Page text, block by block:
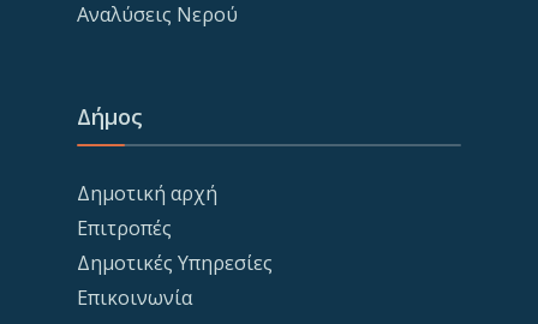
Αναλύσεις Νερού
Δήμος
Δημοτική αρχή
Επιτροπές
Δημοτικές Υπηρεσίες
Επικοινωνία